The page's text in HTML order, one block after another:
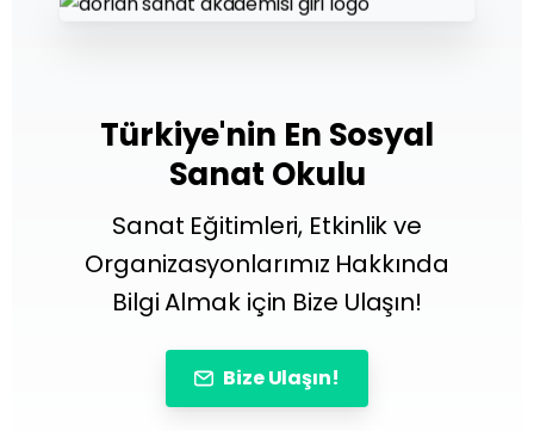
Türkiye'nin En Sosyal
Sanat Okulu
Sanat Eğitimleri, Etkinlik ve
Organizasyonlarımız Hakkında
Bilgi Almak için Bize Ulaşın!
Bize Ulaşın!